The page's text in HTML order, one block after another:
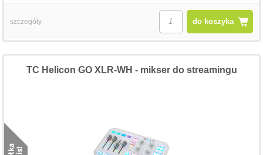
do koszyka
szczegóły
TC Helicon GO XLR-WH - mikser do streamingu